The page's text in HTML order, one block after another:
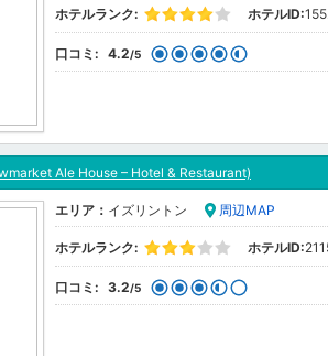
ホテルランク: ホテルID:
口コミ: 4.2/5
Ale House – Hotel & Restaurant)
エリア： イズリントン 周辺MAP
ホテルランク: ホテルID:
口コミ: 3.2/5